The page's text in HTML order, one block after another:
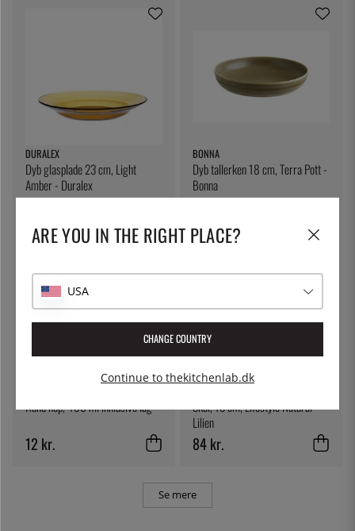
DURALEX
Dyb glasplade 23 cm, Light
Amber - Duralex
BONNA
Dyb tallerken 18 cm, Terra Pott -
Bonna
Rund kop, 480 ml inklusive låg
12 kr.
Skål, 13 cm, Lifestyle Natural -
Lilien
84 kr.
Se mere
ARE YOU IN THE RIGHT PLACE?
USA
CHANGE COUNTRY
Continue to thekitchenlab.dk